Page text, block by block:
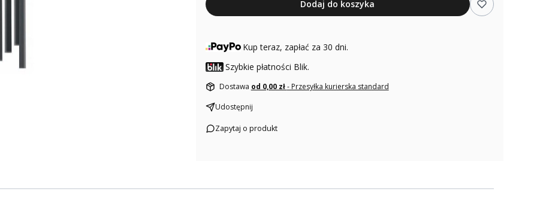
Dodaj do koszyka
Kup teraz, zapłać za 30 dni.
Szybkie płatności Blik.
Dostawa od 0,00 zł- Przesyłka kurierska standard
Udostępnij
Zapytaj o produkt